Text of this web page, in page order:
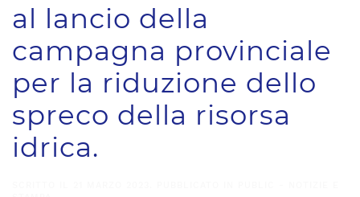
al lancio della
campagna provinciale
per la riduzione dello
spreco della risorsa
idrica.